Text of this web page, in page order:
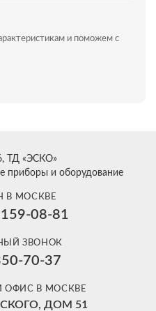
и поможем с
ТД «ЭСКО»
приборы и оборудование
В МОСКВЕ
08-81
ЗВОНОК
70-37
ОФИС В МОСКВЕ
ДОМ 51